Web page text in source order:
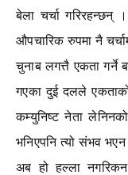
बेला चर्चा गरिरहन्छन्
औपचारिक रुपमा नै
चुनाब लगत्तै एकता गर्ने
गएका दुई दलले
कम्युनिष्ट नेता
भनिएपनि त्यो संभव भएन
अब हो हल्ला नगरिकन